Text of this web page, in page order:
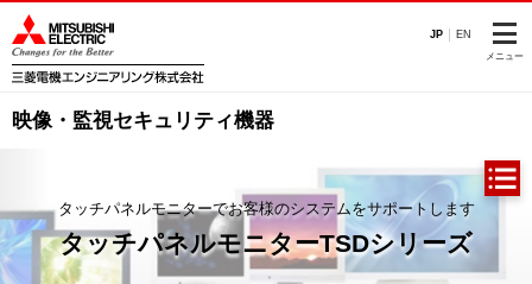
JP EN
メニュー
映像・監視セキュリティ機器
タッチパネルモニターでお客様のシステムをサポートします
タッチパネルモニターTSDシリーズ